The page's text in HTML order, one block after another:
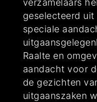
verzamelaars
geselecteerd
speciale
Raalte en
aandacht voor
de gezichten
uitgaanszaken